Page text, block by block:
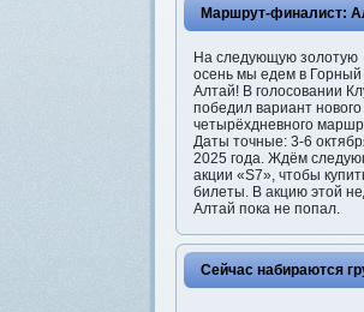
Маршрут-финалист:
На следующую золотую
осень мы едем в Горный
Алтай! В голосовании
победил вариант нового
четырёхдневного
Даты точные: 3-6
2025 года. Ждём
акции «S7», чтобы
билеты. В акцию этой
Алтай пока не попал.
Сейчас набираются